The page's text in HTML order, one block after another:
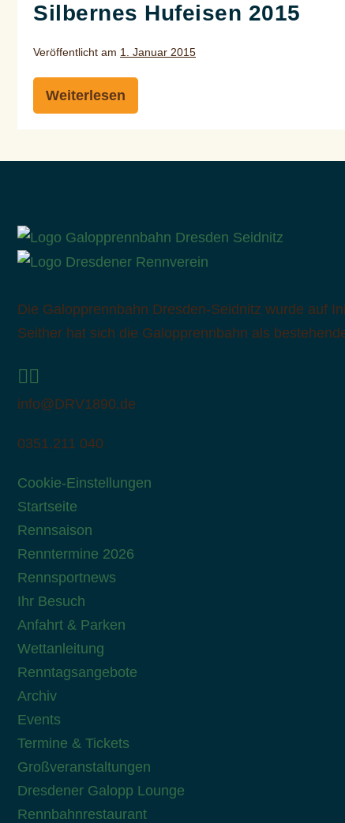
Silbernes Hufeisen 2015
Veröffentlicht am 1. Januar 2015
Weiterlesen
Silbernes
Hufeisen
Die Galopprennbahn Dresden-Seidnitz wurde auf
Seither hat sich die Galopprennbahn als
info@DRV1890.de
0351.211 040
Cookie-Einstellungen
Startseite
Rennsaison
Renntermine 2026
Rennsportnews
Ihr Besuch
Anfahrt & Parken
Wettanleitung
Renntagsangebote
Archiv
Events
Termine & Tickets
Großveranstaltungen
Dresdener Galopp Lounge
Rennbahnrestaurant